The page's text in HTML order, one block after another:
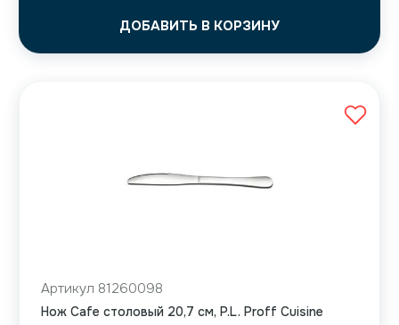
ДОБАВИТЬ В КОРЗИНУ
Артикул 81260098
Нож Cafe столовый 20,7 см, P.L. Proff Cuisine